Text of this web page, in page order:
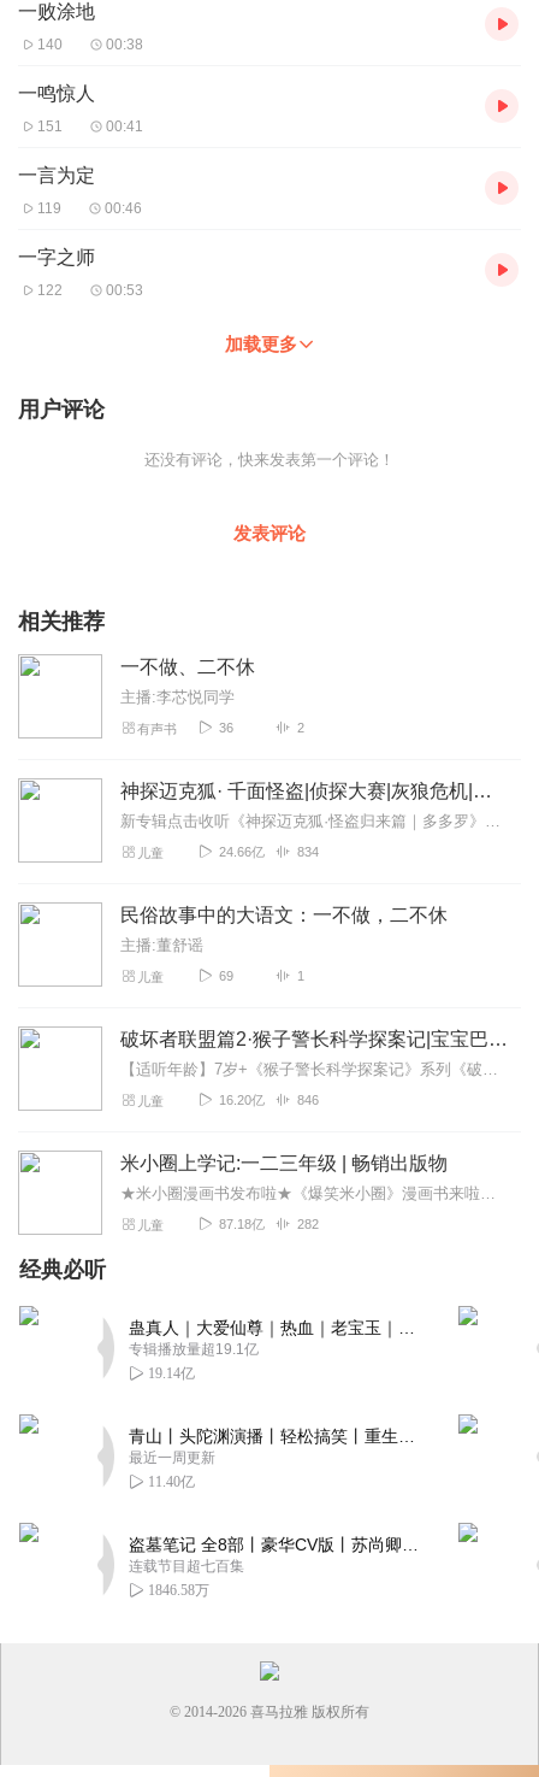
一败涂地
140 00:38
一鸣惊人
151 00:41
一言为定
119 00:46
一字之师
122 00:53
加载更多
用户评论
还没有评论，快来发表第一个评论！
发表评论
相关推荐
一不做、二不休
主播:李芯悦同学
有声书 36 2
神探迈克狐· 千面怪盗|侦探大赛|灰狼危机|多多罗
新专辑点击收听《神探迈克狐·怪盗归来篇｜多多罗》！！！>>>点击进入主播橱窗购买《神探迈克狐》系列图书吧!<<<多多罗故事【点击前往】收听多多罗其他好玩有趣的故...
儿童 24.66亿 834
民俗故事中的大语文：一不做，二不休
主播:董舒谣
儿童 69 1
破坏者联盟篇2·猴子警长科学探案记|宝宝巴士故事
【适听年龄】7岁+《猴子警长科学探案记》系列《破坏者联盟篇1·猴子警长科学探案记》>>>《破坏者联盟篇2·猴子警长科学探案记》>>>《破坏者联盟篇3·猴子警长科...
儿童 16.20亿 846
米小圈上学记:一二三年级 | 畅销出版物
★米小圈漫画书发布啦★《爆笑米小圈》漫画书来啦《米小圈上学记》一二三年级正版广播剧！《米小圈上学记》系列是儿童作家北猫最新创作的儿童小说系列，作品诙谐幽默、好...
儿童 87.18亿 282
经典必听
专辑播放量超19.1亿
19.14亿
最近一周更新
11.40亿
连载节目超七百集
1846.58万
© 2014-2026 喜马拉雅 版权所有